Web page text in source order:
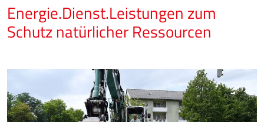
Energie.Dienst.Leistungen zum
Schutz natürlicher Ressourcen